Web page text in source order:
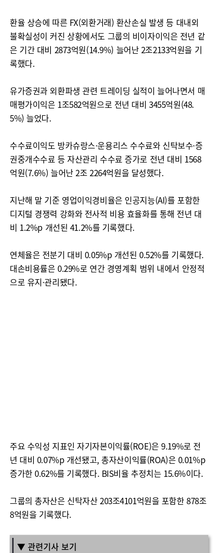
환율 상승에 따른 FX(외환거래) 환산손실 발생 등 대내외
불확실성이 커진 상황에서도 그룹의 비이자이익은 전년 같
은 기간 대비 2873억원(14.9%) 늘어난 2조2133억원을 기
록했다.
유가증권과 외환파생 관련 트레이딩 실적이 늘어나면서 매
매평가이익은 1조582억원으로 전년 대비 3455억원(48.
5%) 늘었다.
수수료이익도 방카슈랑스·운용리스 수수료와 신탁보수·증
권중개수수료 등 자산관리 수수료 증가로 전년 대비 1568
억원(7.6%) 늘어난 2조 2264억원을 달성했다.
지난해 말 기준 영업이익경비율은 인공지능(AI)를 포함한
디지털 경쟁력 강화와 전사적 비용 효율화를 통해 전년 대
비 1.2%p 개선된 41.2%를 기록했다.
연체율은 전분기 대비 0.05%p 개선된 0.52%를 기록했다.
대손비용률은 0.29%로 연간 경영계획 범위 내에서 안정적
으로 유지·관리됐다.
주요 수익성 지표인 자기자본이익률(ROE)은 9.19%로 전
년 대비 0.07%p 개선됐고, 총자산이익률(ROA)은 0.01%p
증가한 0.62%를 기록했다. BIS비율 추정치는 15.6%이다.
그룹의 총자산은 신탁자산 203조4101억원을 포함한 878조
8억원을 기록했다.
▼ 관련기사 보기